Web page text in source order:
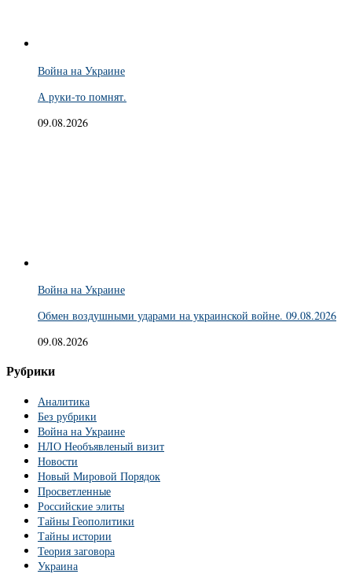
Война на Украине
А руки-то помнят.
09.08.2026
Война на Украине
Обмен воздушными ударами на украинской войне. 09.08.2026
09.08.2026
Рубрики
Аналитика
Без рубрики
Война на Украине
НЛО Необъявленый визит
Новости
Новый Мировой Порядок
Просветленные
Российские элиты
Тайны Геополитики
Тайны истории
Теория заговора
Украина